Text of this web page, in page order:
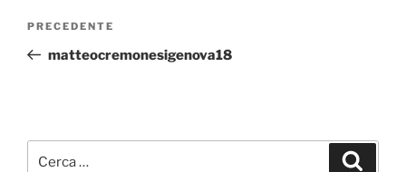
PRECEDENTE
matteocremonesigenova18